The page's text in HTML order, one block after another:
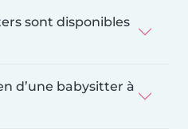
sont disponibles
d’une babysitter à